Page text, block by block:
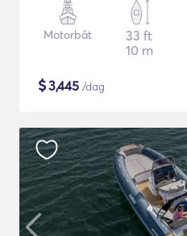
Motorbåt
33 ft
10 m
$3,445 /dag